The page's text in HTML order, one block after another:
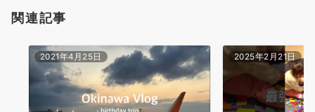
関連記事
2021年4月25日 2025年2月21日